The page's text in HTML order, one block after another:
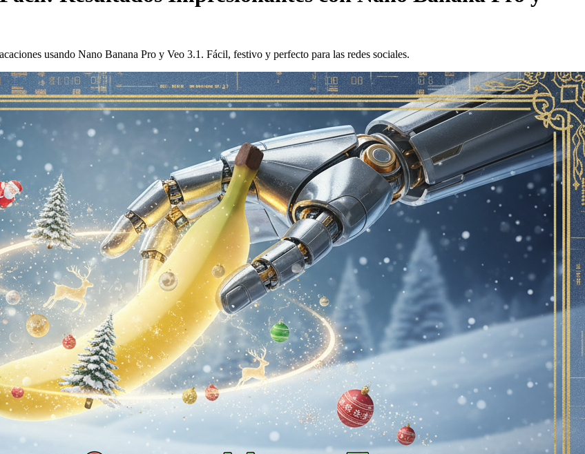
usando Nano Banana Pro y Veo 3.1. Fácil, festivo y perfecto para las redes sociales.